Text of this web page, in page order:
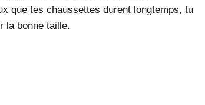
que tes chaussettes durent longtemps, tu
la bonne taille.